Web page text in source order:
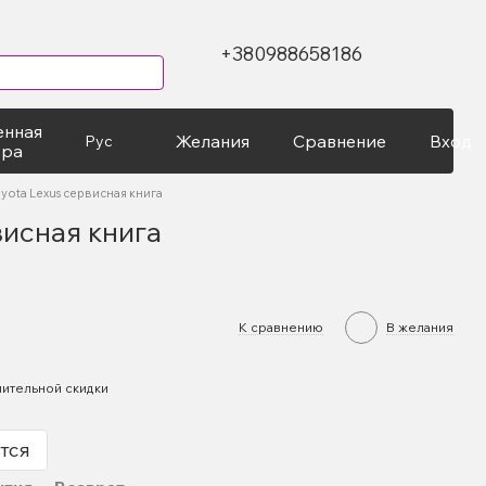
+380988658186
Рус Желания Сравнение Вход
Lexus сервисная книга
книга
К сравнению В желания
скидки